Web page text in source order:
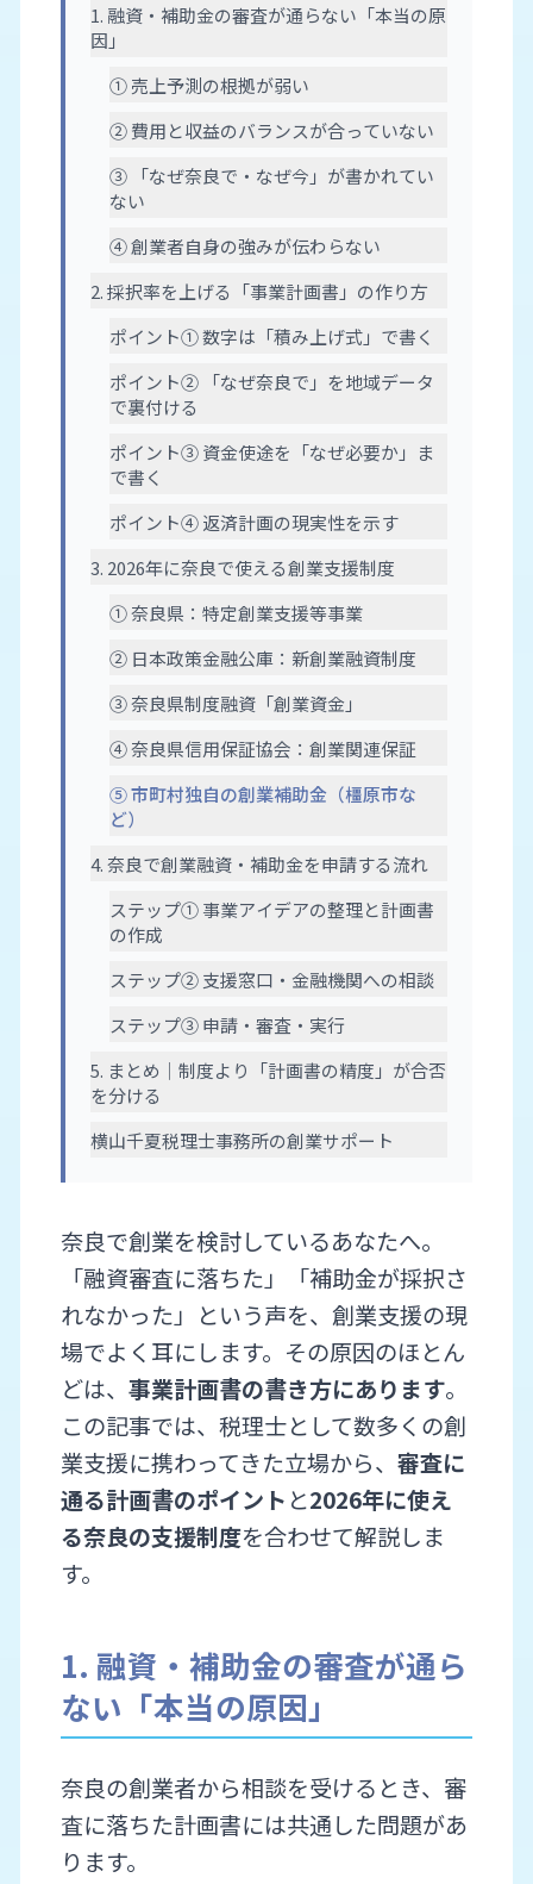
1. 融資・補助金の審査が通らない「本当の原
因」
① 売上予測の根拠が弱い
② 費用と収益のバランスが合っていない
③ 「なぜ奈良で・なぜ今」が書かれてい
ない
④ 創業者自身の強みが伝わらない
2. 採択率を上げる「事業計画書」の作り方
ポイント① 数字は「積み上げ式」で書く
ポイント② 「なぜ奈良で」を地域データ
で裏付ける
ポイント③ 資金使途を「なぜ必要か」ま
で書く
ポイント④ 返済計画の現実性を示す
3. 2026年に奈良で使える創業支援制度
① 奈良県：特定創業支援等事業
② 日本政策金融公庫：新創業融資制度
③ 奈良県制度融資「創業資金」
④ 奈良県信用保証協会：創業関連保証
⑤ 市町村独自の創業補助金（橿原市な
ど）
4. 奈良で創業融資・補助金を申請する流れ
ステップ① 事業アイデアの整理と計画書
の作成
ステップ② 支援窓口・金融機関への相談
ステップ③ 申請・審査・実行
5. まとめ｜制度より「計画書の精度」が合否
を分ける
横山千夏税理士事務所の創業サポート
奈良で創業を検討しているあなたへ。
「融資審査に落ちた」「補助金が採択さ
れなかった」という声を、創業支援の現
場でよく耳にします。その原因のほとん
どは、 事業計画書の書き方にあります。
この記事では、税理士として数多くの創
業支援に携わってきた立場から、 審査に
通る計画書のポイント と2026年に使え
る奈良の支援制度を合わせて解説しま
す。
1. 融資・補助金の審査が通ら
ない「本当の原因」
奈良の創業者から相談を受けるとき、審
査に落ちた計画書には共通した問題があ
ります。